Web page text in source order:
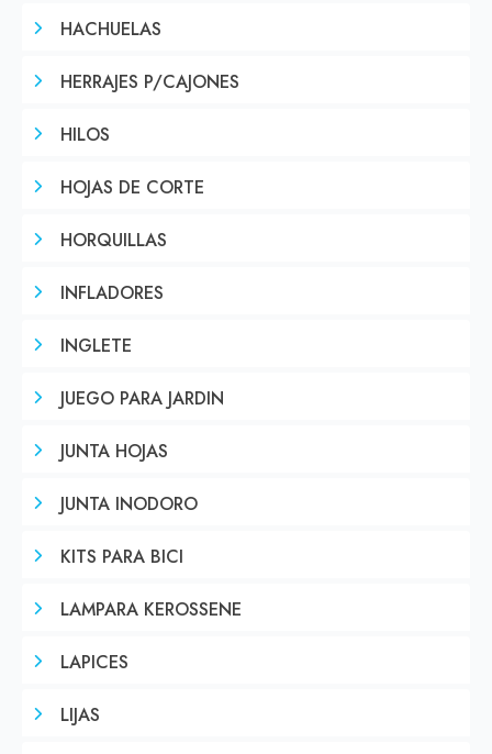
HACHUELAS
HERRAJES P/CAJONES
HILOS
HOJAS DE CORTE
HORQUILLAS
INFLADORES
INGLETE
JUEGO PARA JARDIN
JUNTA HOJAS
JUNTA INODORO
KITS PARA BICI
LAMPARA KEROSSENE
LAPICES
LIJAS